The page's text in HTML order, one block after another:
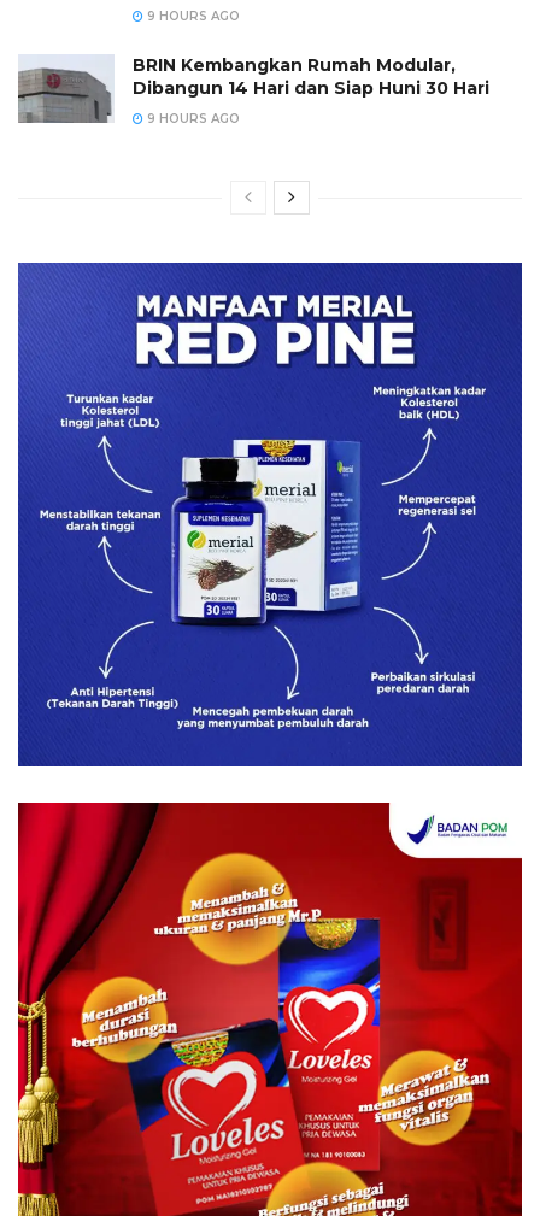
9 HOURS AGO
BRIN Kembangkan Rumah Modular,
Dibangun 14 Hari dan Siap Huni 30 Hari
9 HOURS AGO